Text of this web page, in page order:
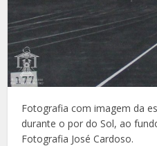
Fotografia com imagem da
durante o por do Sol, ao
Fotografia José Cardoso.